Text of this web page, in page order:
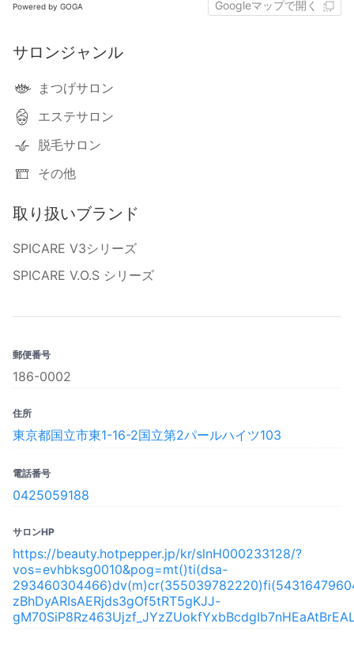
Powered by GOGA Googleマップで開く
サロンジャンル
まつげサロン
エステサロン
脱毛サロン
その他
取り扱いブランド
SPICARE V3シリーズ
SPICARE V.O.S シリーズ
郵便番号
186-0002
住所
東京都国立市東1-16-2国立第2パールハイツ103
電話番号
0425059188
サロンHP
https://beauty.hotpepper.jp/kr/slnH000233128/?
vos=evhbksg0010&pog=mt()ti(dsa-
zBhDyARIsAERjds3gOf5tRT5gKJJ-